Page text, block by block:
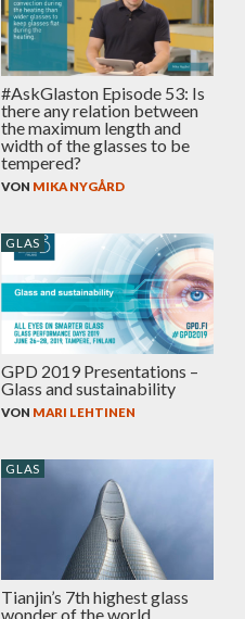
#AskGlaston Episode 53: Is
there any relation between
the maximum length and
width of the glasses to be
tempered?
VON MIKA NYGÅRD
GLAS
GPD 2019 Presentations –
Glass and sustainability
VON MARI LEHTINEN
GLAS
Tianjin’s 7th highest glass
wonder of the world